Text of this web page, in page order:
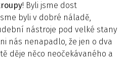
! Byli jsme dost
byli v dobré náladě,
nástroje pod velké stany
nás nenapadlo, že jen o dva
děje něco neočekávaného a